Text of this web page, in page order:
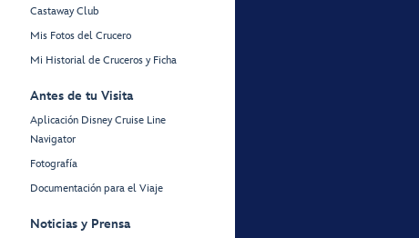
Castaway Club
Mis Fotos del Crucero
Mi Historial de Cruceros y Ficha
Antes de tu Visita
Aplicación Disney Cruise Line
Navigator
Fotografía
Documentación para el Viaje
Noticias y Prensa